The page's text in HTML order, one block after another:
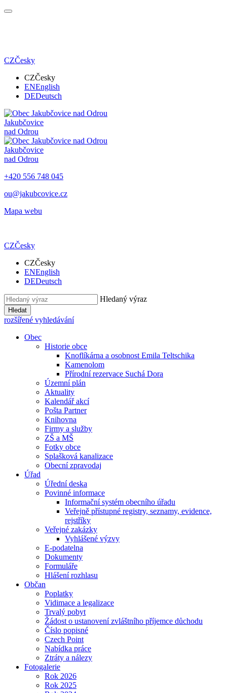
CZČesky
CZČesky
ENEnglish
DEDeutsch
Jakubčovice
nad Odrou
Jakubčovice
nad Odrou
+420 556 748 045
ou@jakubcovice.cz
Mapa webu
CZČesky
CZČesky
ENEnglish
DEDeutsch
Hledaný výraz
Hledat
rozšířené vyhledávání
Obec
Historie obce
Knoflíkárna a osobnost Emila Teltschika
Kamenolom
Přírodní rezervace Suchá Dora
Územní plán
Aktuality
Kalendář akcí
Pošta Partner
Knihovna
Firmy a služby
ZŠ a MŠ
Fotky obce
Splašková kanalizace
Obecní zpravodaj
Úřad
Úřední deska
Povinné informace
Informační systém obecního úřadu
Veřejně přístupné registry, seznamy, evidence,
rejstříky
Veřejné zakázky
Vyhlášené výzvy
E-podatelna
Dokumenty
Formuláře
Hlášení rozhlasu
Občan
Poplatky
Vidimace a legalizace
Trvalý pobyt
Žádost o ustanovení zvláštního příjemce důchodu
Číslo popisné
Czech Point
Nabídka práce
Ztráty a nálezy
Fotogalerie
Rok 2026
Rok 2025